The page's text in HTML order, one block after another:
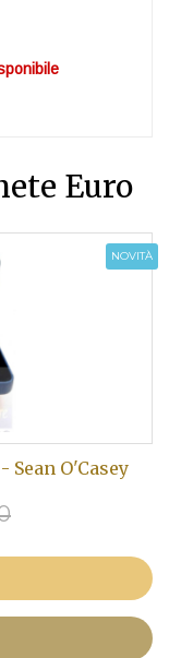
Euro
NOVITÀ
Sean O'Casey